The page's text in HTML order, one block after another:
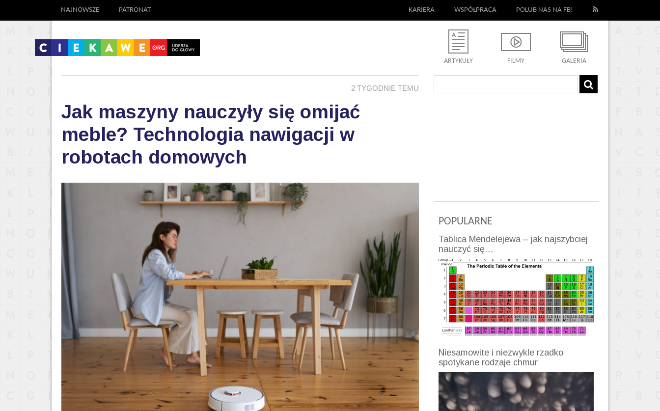
NAJNOWSZE PATRONAT KARIERA WSPÓŁPRACA POLUB NAS NA FB!
ARTYKUŁY FILMY GALERIA
2 TYGODNIE TEMU
Jak maszyny nauczyły się omijać
meble? Technologia nawigacji w
robotach domowych
POPULARNE
Tablica Mendelejewa – jak najszybciej
nauczyć się…
Niesamowite i niezwykle rzadko
spotykane rodzaje chmur